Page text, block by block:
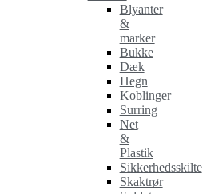
Blyanter
&
marker
Bukke
Dæk
Hegn
Koblinger
Surring
Net
&
Plastik
Sikkerhedsskilte
Skaktrør